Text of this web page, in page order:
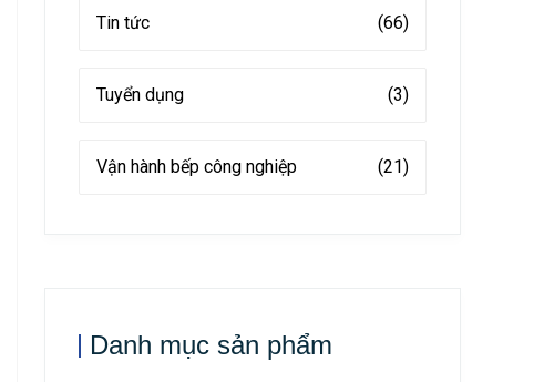
Tin tức (66)
Tuyển dụng (3)
Vận hành bếp công nghiệp (21)
Danh mục sản phẩm